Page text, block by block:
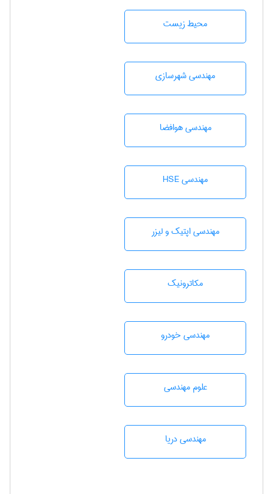
محيط زيست
مهندسی شهرسازی
مهندسی هوافضا
مهندسی HSE
مهندسی اپتیک و لیزر
مکاترونیک
مهندسی خودرو
علوم مهندسی
مهندسی دریا